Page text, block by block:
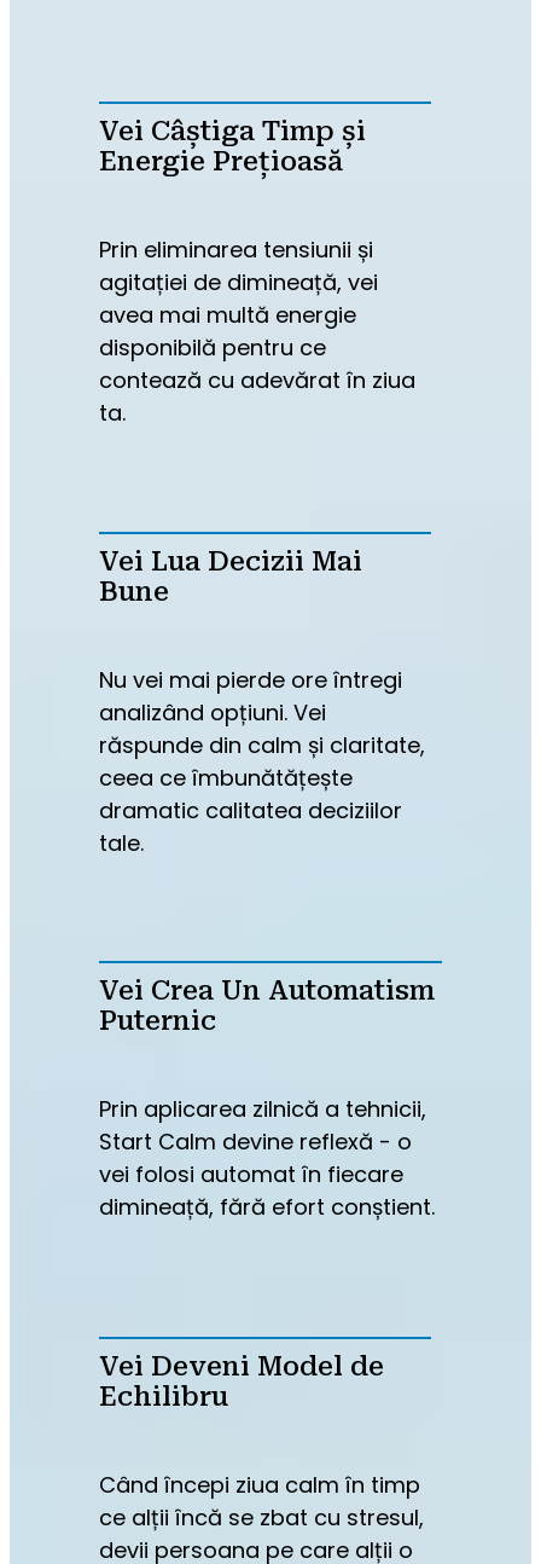
Vei Câștiga Timp și
Energie Prețioasă
Prin eliminarea tensiunii și
agitației de dimineață, vei
avea mai multă energie
disponibilă pentru ce
contează cu adevărat în ziua
ta.
Vei Lua Decizii Mai
Bune
Nu vei mai pierde ore întregi
analizând opțiuni. Vei
răspunde din calm și claritate,
ceea ce îmbunătățește
dramatic calitatea deciziilor
tale.
Vei Deveni Model de
Echilibru
Când începi ziua calm în timp
ce alții încă se zbat cu stresul,
devii persoana pe care alții o
Vei Crea Un Automatism
Puternic
Prin aplicarea zilnică a tehnicii,
Start Calm devine reflexă - o
vei folosi automat în fiecare
dimineață, fără efort conștient.